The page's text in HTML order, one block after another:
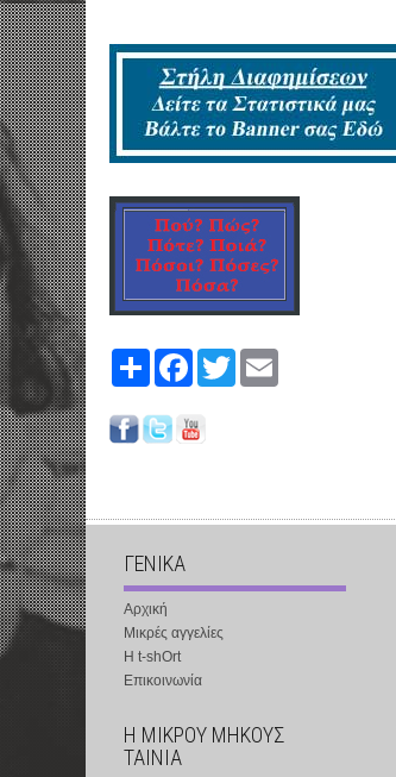
Share FacebookTwitter
ΓΕΝΙΚΑ
Αρχική
Μικρές αγγελίες
Η t-shOrt
Επικοινωνία
Η ΜΙΚΡΟΥ ΜΗΚΟΥΣ
ΤΑΙΝΙΑ